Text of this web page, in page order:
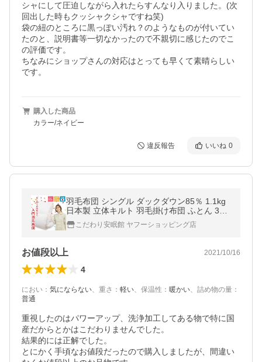
シャにして圧迫しながら入れたらすんなり入りました。(次
回出した時もクッシャクシャですね笑)
袋の紐のところに黒っぽい汚れ？のようなものが付いてい
たのと、説明書等一切なかったので不親切に感じたのでこ
の評価です。
ちなみにショップさんの対応はとっても早くて素晴らしい
です。
購入した商品
カラー/ネイビー
違反報告 いいね 0
羽毛布団 シングル ダックダウン85％ 1.1kg
日本製 立体キルト 羽毛掛け布団 ふとん 350
dp シングルロング
こだわり安眠館 ヤフーショッピング店
お値段以上 2021/10/16
4
におい ： 気にならない、 重さ ： 軽い、 保温性 ： 暖かい、 詰め物の量 ：
普通
重視したのはパワーアップ、洗浄加工してある物で特に国
産だからとかはこだわりませんでした。
結果的には正解でした。
とにかく手頃なお値段だったので購入しましたが、間違い